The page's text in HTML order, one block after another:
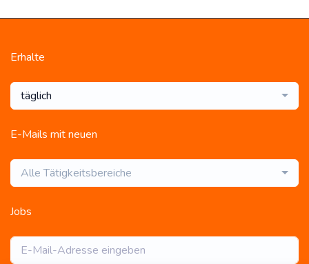
Erhalte
täglich
E-Mails mit neuen
Alle Tätigkeitsbereiche
Jobs